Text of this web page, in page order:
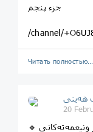
جزء‌ پنجم
/channel/
Читать полностью…
ھەینی
20
ونیعمه‌ته‌کانی